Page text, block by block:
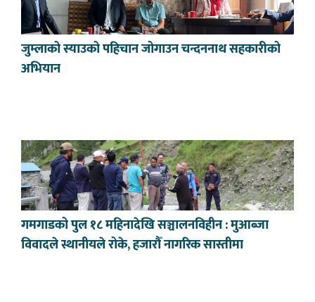
जुम्लाको स्याउको पहिचान जोगाउन चन्दननाथ सहकारीको
अभियान
गमगाडको पुल १८ महिनादेखि सञ्चालनविहीन : मुआब्जा
विवादले स्थानीयले रोके, हजारौँ नागरिक सास्तीमा